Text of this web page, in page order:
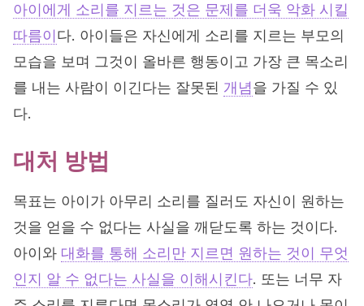
아이에게 소리를 지르는 것은 문제를 더욱 악화 시킬
따름이다. 아이들은 자신에게 소리를 지르는 부모의
모습을 보며 그것이 올바른 행동이고 가장 큰 목소리
를 내는 사람이 이긴다는 잘못된 개념을 가질 수 있
다.
대처 방법
목표는 아이가 아무리 소리를 질러도 자신이 원하는
것을 얻을 수 없다는 사실을 깨닫도록 하는 것이다.
아이와 대화를 통해 소리만 지르면 원하는 것이 무엇
인지 알 수 없다는 사실을 이해시킨다. 또는 너무 자